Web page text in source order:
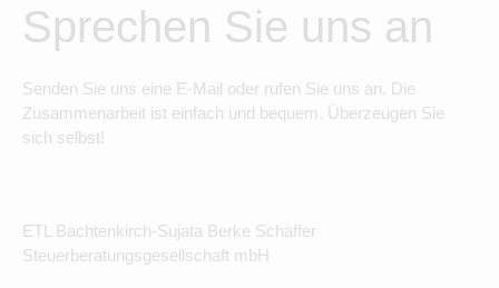
Sprechen Sie uns an
Senden Sie uns eine E-Mail oder rufen Sie uns an. Die
Zusammenarbeit ist einfach und bequem. Überzeugen Sie
sich selbst!
ETL Bachtenkirch-Sujata Berke Schäffer
Steuerberatungsgesellschaft mbH